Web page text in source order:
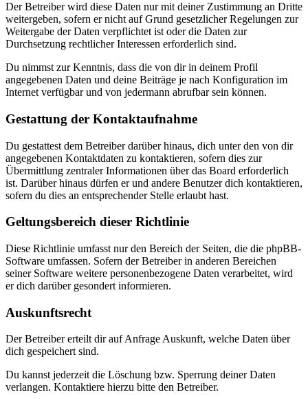
Der Betreiber wird diese Daten nur mit deiner Zustimmung an Dritte
weitergeben, sofern er nicht auf Grund gesetzlicher Regelungen zur
Weitergabe der Daten verpflichtet ist oder die Daten zur
Durchsetzung rechtlicher Interessen erforderlich sind.
Du nimmst zur Kenntnis, dass die von dir in deinem Profil
angegebenen Daten und deine Beiträge je nach Konfiguration im
Internet verfügbar und von jedermann abrufbar sein können.
Gestattung der Kontaktaufnahme
Du gestattest dem Betreiber darüber hinaus, dich unter den von dir
angegebenen Kontaktdaten zu kontaktieren, sofern dies zur
Übermittlung zentraler Informationen über das Board erforderlich
ist. Darüber hinaus dürfen er und andere Benutzer dich kontaktieren,
sofern du dies an entsprechender Stelle erlaubt hast.
Geltungsbereich dieser Richtlinie
Diese Richtlinie umfasst nur den Bereich der Seiten, die die phpBB-
Software umfassen. Sofern der Betreiber in anderen Bereichen
seiner Software weitere personenbezogene Daten verarbeitet, wird
er dich darüber gesondert informieren.
Auskunftsrecht
Der Betreiber erteilt dir auf Anfrage Auskunft, welche Daten über
dich gespeichert sind.
Du kannst jederzeit die Löschung bzw. Sperrung deiner Daten
verlangen. Kontaktiere hierzu bitte den Betreiber.